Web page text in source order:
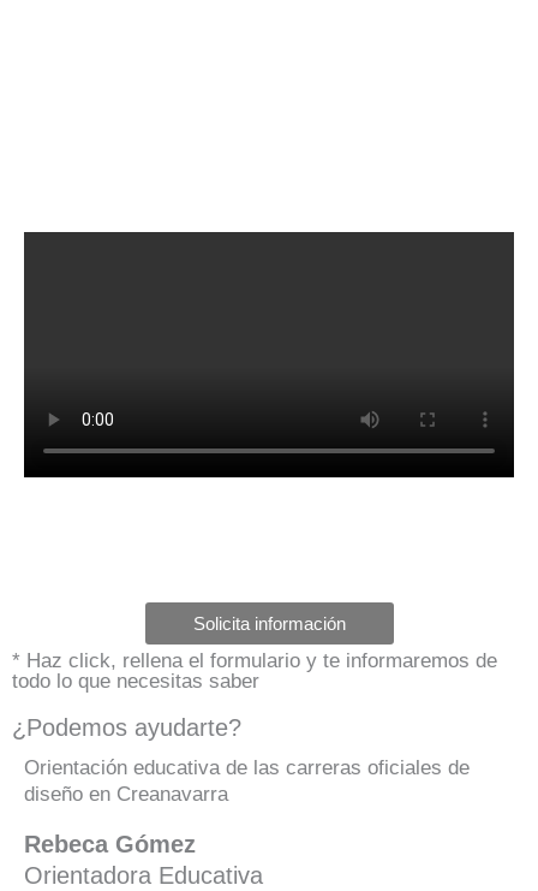
Solicita información
* Haz click, rellena el formulario y te informaremos de
todo lo que necesitas saber
¿Podemos ayudarte?
Orientación educativa de las carreras oficiales de
diseño en Creanavarra
Rebeca Gómez
Orientadora Educativa